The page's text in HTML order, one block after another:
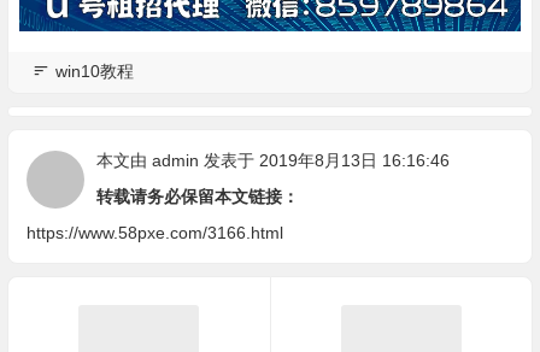
win10教程
本文由 admin 发表于 2019年8月13日 16:16:46
转载请务必保留本文链接：
https://www.58pxe.com/3166.html